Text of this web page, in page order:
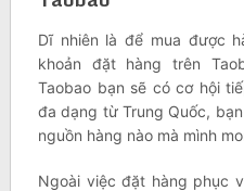
Dĩ nhiên là để mua được
khoản đặt hàng trên
Taobao bạn sẽ có cơ hội
đa dạng từ Trung Quốc,
nguồn hàng nào mà mình
Ngoài việc đặt hàng phục